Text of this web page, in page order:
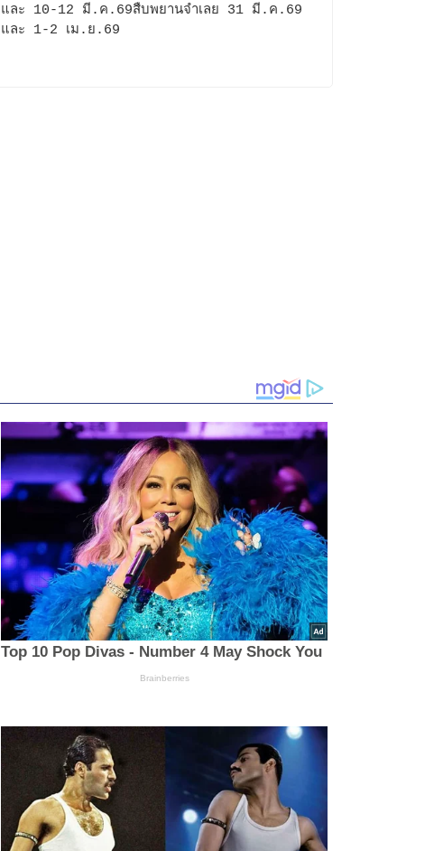
และ 10-12 มี.ค.69สืบพยานจำเลย 31 มี.ค.69
และ 1-2 เม.ย.69